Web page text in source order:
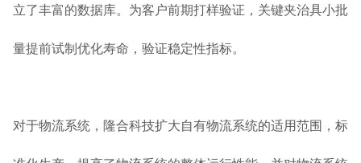
立了丰富的数据库。为客户前期打样验证，关键夹治具小批
量提前试制优化寿命，验证稳定性指标。
对于物流系统，隆合科技扩大自有物流系统的适用范围，标